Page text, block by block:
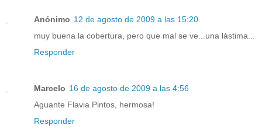
Anónimo 12 de agosto de 2009 a las 15:20
muy buena la cobertura, pero que mal se ve...una lástima...
Responder
Marcelo 16 de agosto de 2009 a las 4:56
Aguante Flavia Pintos, hermosa!
Responder